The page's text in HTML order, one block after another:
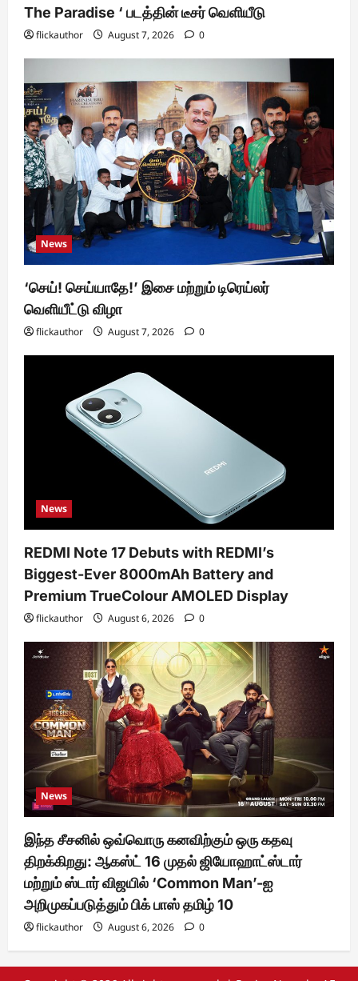
The Paradise ‘ படத்தின் டீசர் வெளியீடு
flickauthor August 7, 2026 0
News
‘செய்! செய்யாதே!’ இசை மற்றும் டிரெய்லர்
வெளியீட்டு விழா
flickauthor August 7, 2026 0
News
REDMI Note 17 Debuts with REDMI’s
Biggest-Ever 8000mAh Battery and
Premium TrueColour AMOLED Display
flickauthor August 6, 2026 0
News
இந்த சீசனில் ஒவ்வொரு கனவிற்கும் ஒரு கதவு
திறக்கிறது: ஆகஸ்ட் 16 முதல் ஜியோஹாட்ஸ்டார்
மற்றும் ஸ்டார் விஜயில் ‘Common Man’-ஐ
அறிமுகப்படுத்தும் பிக் பாஸ் தமிழ் 10
flickauthor August 6, 2026 0